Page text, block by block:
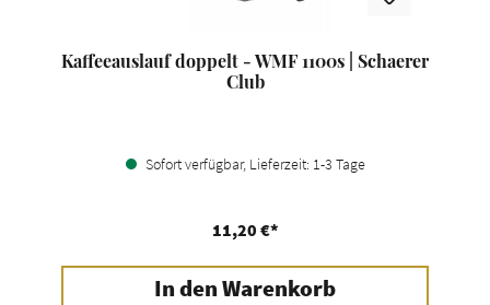
Kaffeeauslauf doppelt - WMF 1100s | Schaerer
Club
Sofort verfügbar, Lieferzeit: 1-3 Tage
11,20 €*
In den Warenkorb